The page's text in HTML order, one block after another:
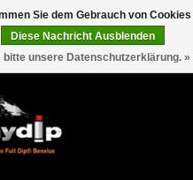
0 Artikel - €0,00
Sie dem Gebrauch von Cookies
Diese Nachricht Ausblenden
unsere Datenschutzerklärung. »